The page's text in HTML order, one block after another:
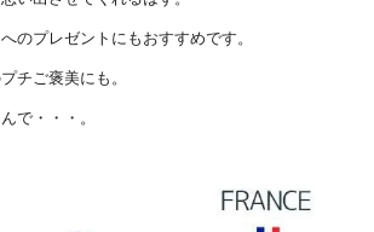
のプレゼントにもおすすめです。
チご褒美にも。
で・・・。